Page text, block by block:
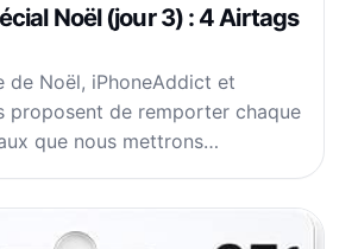
Noël (jour 3) : 4 Airtags
de Noël, iPhoneAddict et
proposent de remporter chaque
que nous mettrons…